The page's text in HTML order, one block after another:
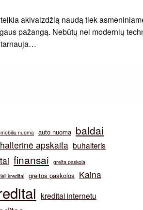
akivaizdžią naudą tiek
pažangą. Nebūtų nei modernių
nuoma auto nuoma baldai
apskaita buhalteris
finansai
greita paskola
kreditai greitos paskolos Kaina
kreditai internetu